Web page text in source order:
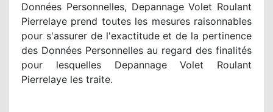
Données Personnelles, Depannage Volet Roulant
Pierrelaye prend toutes les mesures raisonnables
pour s'assurer de l'exactitude et de la pertinence
des Données Personnelles au regard des finalités
pour lesquelles Depannage Volet Roulant
Pierrelaye les traite.